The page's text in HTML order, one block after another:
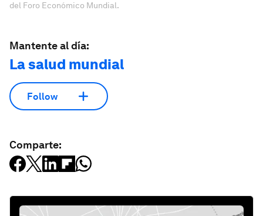
del Foro Económico Mundial.
Mantente al día:
La salud mundial
Follow
Comparte: